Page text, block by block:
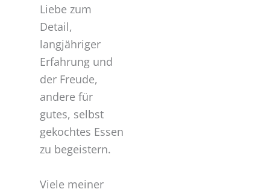
Viele meiner
Liebe zum
Detail,
langjähriger
Erfahrung und
der Freude,
andere für
gutes, selbst
gekochtes Essen
zu begeistern.